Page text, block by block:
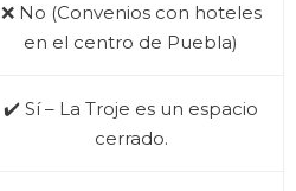
❌ No (Convenios con hoteles
en el centro de Puebla)
✔️ Sí – La Troje es un espacio
cerrado.